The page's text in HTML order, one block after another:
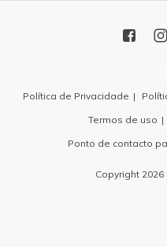
Política de Privacidade
Termos de uso
Ponto de contacto
Copyright 2026